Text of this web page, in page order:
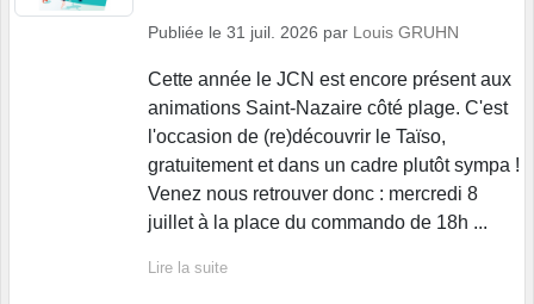
Publiée le 31 juil. 2026 par Louis GRUHN
Cette année le JCN est encore présent aux
animations Saint-Nazaire côté plage. C'est
l'occasion de (re)découvrir le Taïso,
gratuitement et dans un cadre plutôt sympa !
Venez nous retrouver donc : mercredi 8
juillet à la place du commando de 18h ...
Lire la suite